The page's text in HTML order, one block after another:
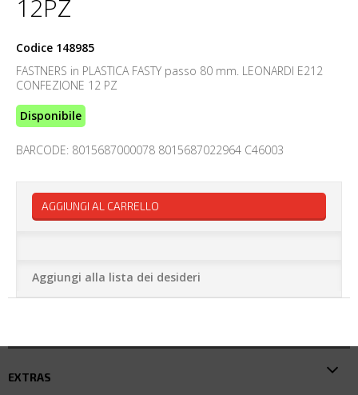
12PZ
Codice 148985
FASTNERS in PLASTICA FASTY passo 80 mm. LEONARDI E212
CONFEZIONE 12 PZ
Disponibile
BARCODE: 8015687000078 8015687022964 C46003
AGGIUNGI AL CARRELLO
Aggiungi alla lista dei desideri
EXTRAS